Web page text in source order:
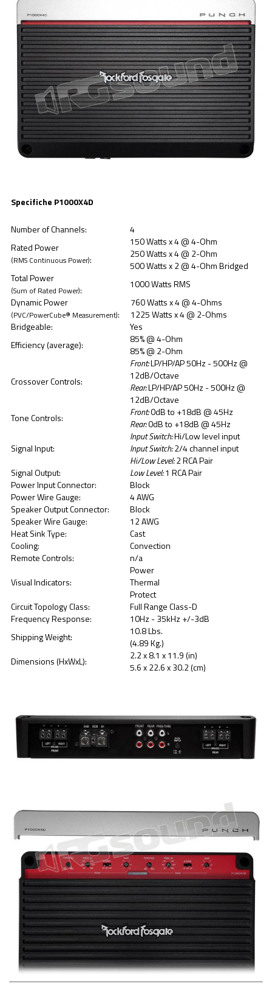
Specifiche P1000X4D
Number of Channels:
4
Rated Power
(RMS Continuous Power):
150 Watts x 4 @ 4-Ohm
250 Watts x 4 @ 2-Ohm
500 Watts x 2 @ 4-Ohm Bridged
Total Power
(Sum of Rated Power):
1000 Watts RMS
Dynamic Power
(PVC/PowerCube® Measurement):
760 Watts x 4 @ 4-Ohms
1225 Watts x 4 @ 2-Ohms
Bridgeable:
Yes
Efficiency (average):
85% @ 4-Ohm
85% @ 2-Ohm
Crossover Controls:
Front:LP/HP/AP 50Hz - 500Hz @
12dB/Octave
Rear:LP/HP/AP 50Hz - 500Hz @
12dB/Octave
Tone Controls:
Front:0dB to +18dB @ 45Hz
Rear:0dB to +18dB @ 45Hz
Signal Input:
Input Switch:Hi/Low level input
Input Switch:2/4 channel input
Hi/Low Level:2 RCA Pair
Signal Output:
Low Level:1 RCA Pair
Power Input Connector:
Block
Power Wire Gauge:
4 AWG
Speaker Output Connector:
Block
Speaker Wire Gauge:
12 AWG
Heat Sink Type:
Cast
Cooling:
Convection
Remote Controls:
n/a
Visual Indicators:
Power
Thermal
Protect
Circuit Topology Class:
Full Range Class-D
Frequency Response:
10Hz - 35kHz +/-3dB
Shipping Weight:
10.8 Lbs.
(4.89 Kg.)
Dimensions (HxWxL):
2.2 x 8.1 x 11.9 (in)
5.6 x 22.6 x 30.2 (cm)